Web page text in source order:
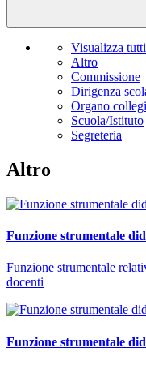
Visualizza tutti
Altro
Commissione
Dirigenza
Organo
Scuola/Istituto
Segreteria
Altro
Funzione strumentale
Funzione strumentale
docenti
Funzione strumentale